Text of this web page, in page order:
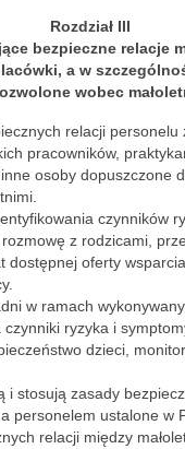
Rozdział III
bezpieczne relacje
a w
wobec
relacji personelu
pracowników,
osoby dopuszczone
czynników
z rodzicami,
dostępnej oferty
w ramach
ryzyka i
dzieci,
i stosują zasady
personelem ustalone w
relacji między